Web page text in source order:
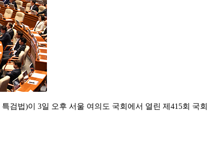
검법)이 3일 오후 서울 여의도 국회에서 열린 제415회 국회